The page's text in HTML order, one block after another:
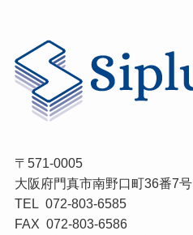
〒571-0005
大阪府門真市南野口町36番7号
TEL 072-803-6585
FAX 072-803-6586